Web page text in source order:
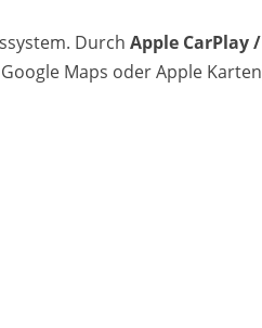
Durch Apple CarPlay
Maps oder Apple